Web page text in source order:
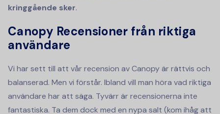
kringgående sker.
Canopy Recensioner från riktiga
användare
Vi har sett till att vår recension av Canopy är rättvis och
balanserad. Men vi förstår. Ibland vill man höra vad riktiga
användare har att säga. Tyvärr är recensionerna inte
fantastiska. Ta dem dock med en nypa salt (kom ihåg att